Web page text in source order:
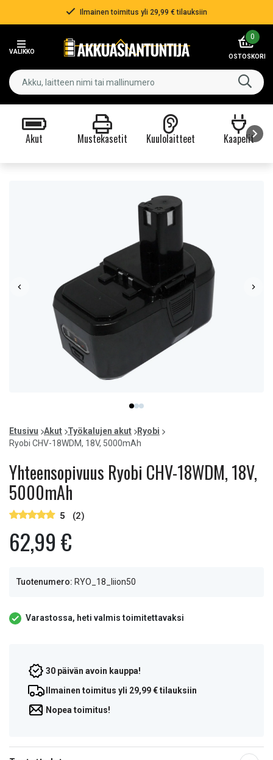
Ilmainen toimitus yli 29,99 € tilauksiin
VALIKKO
0
OSTOSKORI
Akut Mustekasetit Kuulolaitteet Kaapelit
item
0
item
1
item
2
of
3
Etusivu Akut Työkalujen akut
Ryobi
Ryobi CHV-18WDM, 18V, 5000mAh
Yhteensopivuus Ryobi CHV-18WDM, 18V,
5000mAh
5 (2)
62,99 €
Tuotenumero: RYO_18_liion50
Varastossa, heti valmis toimitettavaksi
30 päivän avoin kauppa!
Ilmainen toimitus yli 29,99 € tilauksiin
Nopea toimitus!